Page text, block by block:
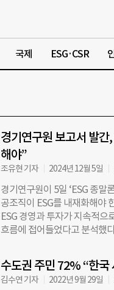
국제 ESG·CSR
경기연구원 보고서 발
해야”
조유현 기자 2024년 12월 5일
경기연구원이 5일 ‘ESG 종말
공조직이 ESG를 내재화해야
ESG 경영과 투자가 지속적으
흐름에 접어들었다고 분석했
구한다. 둘째, 조직 운영의 민
민 신뢰도를 높이고 지속가능
은 공공조직이 가장 큰 소비자
수도권 주민 72% “한국
김수연 기자 2022년 9월 29일